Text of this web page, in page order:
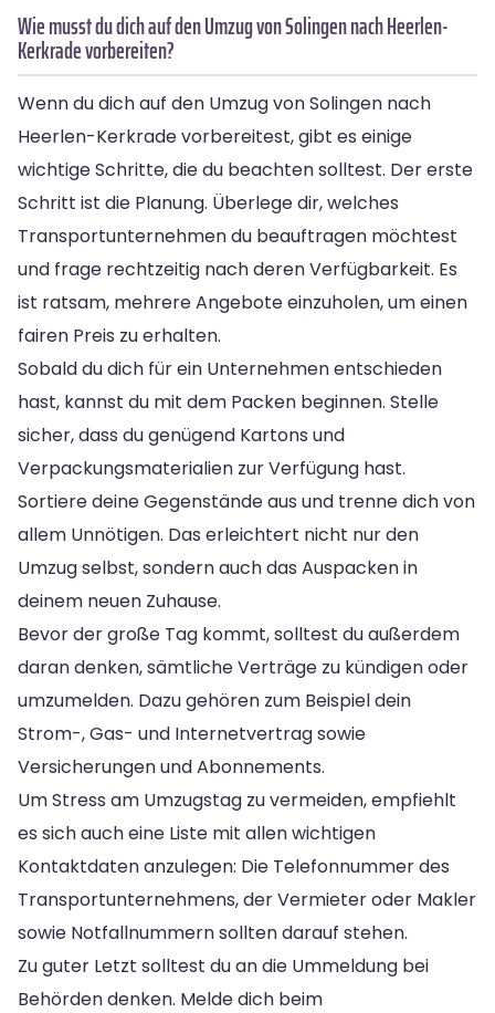
Wie musst du dich auf den Umzug von Solingen nach Heerlen-
Kerkrade vorbereiten?
Wenn du dich auf den Umzug von Solingen nach
Heerlen-Kerkrade vorbereitest, gibt es einige
wichtige Schritte, die du beachten solltest. Der erste
Schritt ist die Planung. Überlege dir, welches
Transportunternehmen du beauftragen möchtest
und frage rechtzeitig nach deren Verfügbarkeit. Es
ist ratsam, mehrere Angebote einzuholen, um einen
fairen Preis zu erhalten.
Sobald du dich für ein Unternehmen entschieden
hast, kannst du mit dem Packen beginnen. Stelle
sicher, dass du genügend Kartons und
Verpackungsmaterialien zur Verfügung hast.
Sortiere deine Gegenstände aus und trenne dich von
allem Unnötigen. Das erleichtert nicht nur den
Umzug selbst, sondern auch das Auspacken in
deinem neuen Zuhause.
Bevor der große Tag kommt, solltest du außerdem
daran denken, sämtliche Verträge zu kündigen oder
umzumelden. Dazu gehören zum Beispiel dein
Strom-, Gas- und Internetvertrag sowie
Versicherungen und Abonnements.
Um Stress am Umzugstag zu vermeiden, empfiehlt
es sich auch eine Liste mit allen wichtigen
Kontaktdaten anzulegen: Die Telefonnummer des
Transportunternehmens, der Vermieter oder Makler
sowie Notfallnummern sollten darauf stehen.
Zu guter Letzt solltest du an die Ummeldung bei
Behörden denken. Melde dich beim